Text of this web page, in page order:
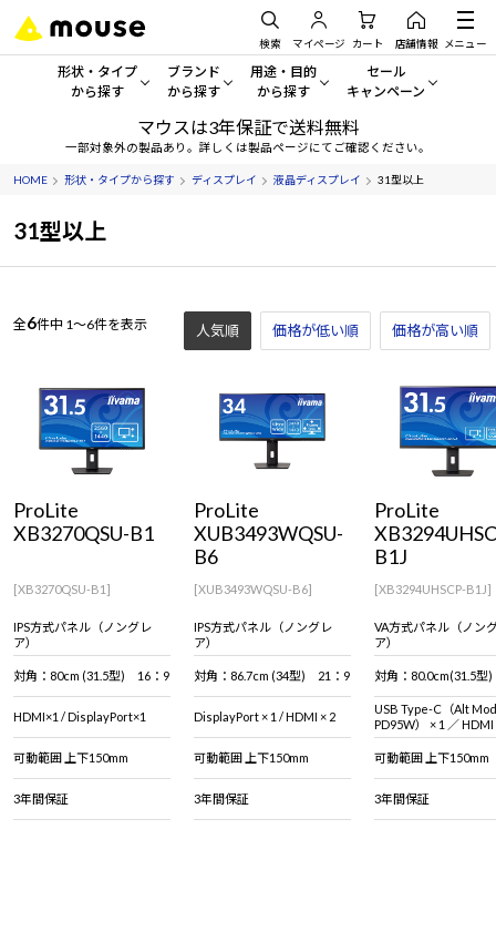
検索 マイページ カート 店舗情報 メニュー
形状・タイプ
から探す
形状・タイプから探す をすべてみる
デスクトップPC
ノートPC
ワークステーション
ディスプレイ
Windows 11 Copilot+ PC
ブランド
から探す
mouse
G TUNE
MousePro
Copilot+ PC
用途・目的
から探す
一般向けパソコン
ゲーミングPC・ゲーム向けパソコン
学習向けパソコン
スペック/パーツ別
AIおすすめパソコン
Windows 11 Copilot+ PC
セール
キャンペーン
セール・キャンペー
期間限定セール
おすすめ目玉パソコン
Windows 11 |Copilot+ PC
マウスは3年保証で送料無料
一部対象外の製品あり。詳しくは製品ページにてご確認ください。
HOME 形状・タイプから探す ディスプレイ 液晶ディスプレイ 31型以上
31型以上
全6件中 1～6件を表示 人気順 価格が低い順 価格が高い順
ProLite
XB3270QSU-B1
[XB3270QSU-B1]
IPS方式パネル（ノングレ
ア）
対角：80cm (31.5型) 16：9
HDMI×1 / DisplayPort×1
可動範囲 上下150mm
3年間保証
ProLite
XUB3493WQSU-
B6
[XUB3493WQSU-B6]
IPS方式パネル（ノングレ
ア）
対角：86.7cm (34型) 21：9
DisplayPort × 1 / HDMI × 2
可動範囲 上下150mm
3年間保証
ProLite
B1J
[XB3294UHSCP-B1J]
VA方式パネル（ノン
ア）
対角：80.0cm(31.5型)
USB Type-C（Alt
PD95W） × 1 ／ HDMI ×
DisplayPort × 1
可動範囲 上下150mm
3年間保証